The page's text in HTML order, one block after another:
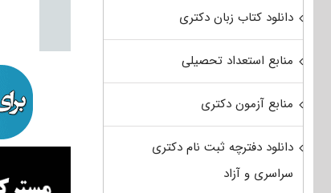
دانلود کتاب زبان دکتری
منابع استعداد تحصیلی
منابع آزمون دکتری
دانلود دفترچه ثبت نام دکتری
سراسری و آزاد